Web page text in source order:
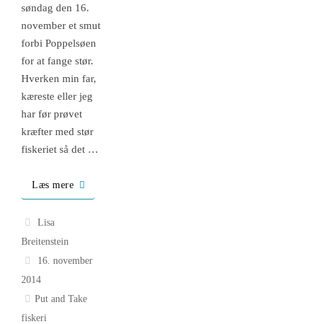
søndag den 16.
november et smut
forbi Poppelsøen
for at fange stør.
Hverken min far,
kæreste eller jeg
har før prøvet
kræfter med stør
fiskeriet så det …
Læs mere
Lisa
Breitenstein
16. november
2014
Put and Take
fiskeri